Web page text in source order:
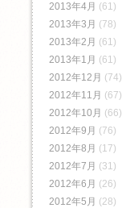
2013年4月 (61)
2013年3月 (78)
2013年2月 (61)
2013年1月 (61)
2012年12月 (74)
2012年11月 (67)
2012年10月 (66)
2012年9月 (76)
2012年8月 (17)
2012年7月 (31)
2012年6月 (26)
2012年5月 (28)